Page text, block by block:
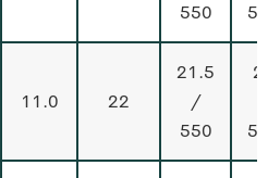
550
11.0 22
21.5
/
550